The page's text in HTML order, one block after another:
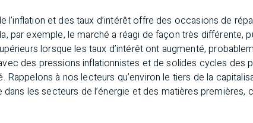
l’inflation et des taux d’intérêt offre des occasions de
par exemple, le marché a réagi de façon très différente,
lorsque les taux d’intérêt ont augmenté,
des pressions inflationnistes et de solides cycles des
à nos lecteurs qu’environ le tiers de la
dans les secteurs de l’énergie et des matières premières,